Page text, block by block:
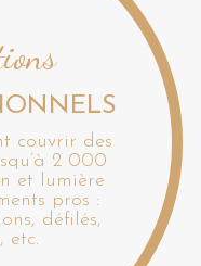
couvrir des
2 000
et lumière
pros :
défilés,
etc.